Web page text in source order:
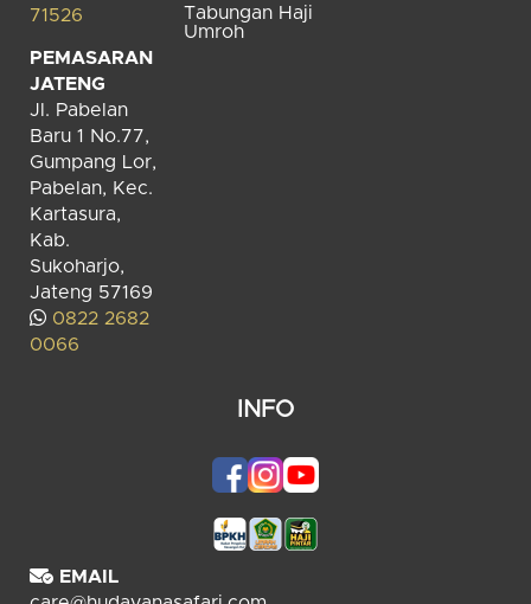
71526
PEMASARAN
JATENG
Jl. Pabelan
Baru 1 No.77,
Gumpang Lor,
Pabelan, Kec.
Kartasura,
Kab.
Sukoharjo,
Jateng 57169
0822 2682
0066
Tabungan Haji
Umroh
INFO
EMAIL